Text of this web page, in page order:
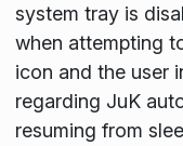
system tray is
when attempting
icon and the user
regarding JuK
resuming from